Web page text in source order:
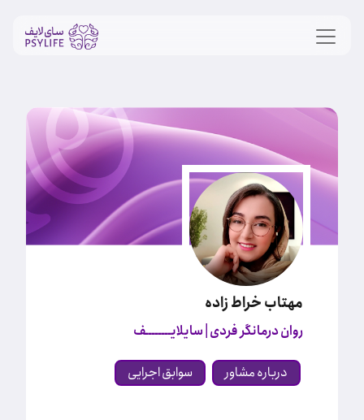
مهتاب خراط زاده
روان درمانگر فردی | سایلایــــــــف
درباره مشاور سوابق اجرایی